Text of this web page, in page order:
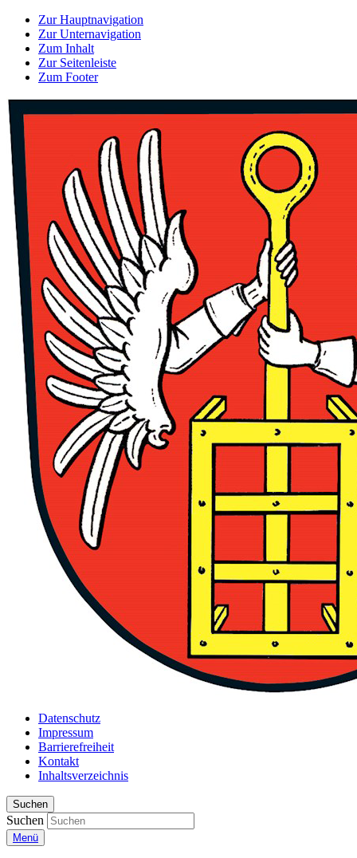
Zur Hauptnavigation
Zur Unternavigation
Zum Inhalt
Zur Seitenleiste
Zum Footer
Datenschutz
Impressum
Barrierefreiheit
Kontakt
Inhaltsverzeichnis
Suchen
Suchen
Menü